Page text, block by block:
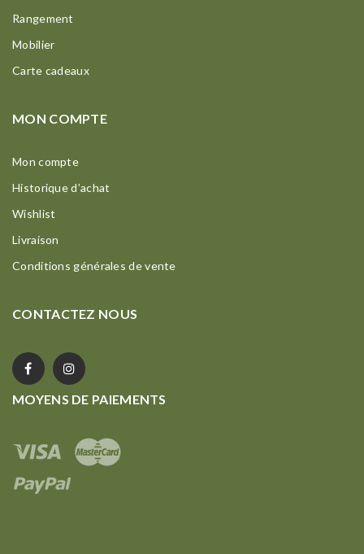
Rangement
Mobilier
Carte cadeaux
MON COMPTE
Mon compte
Historique d’achat
Wishlist
Livraison
Conditions générales de vente
CONTACTEZ NOUS
MOYENS DE PAIEMENTS